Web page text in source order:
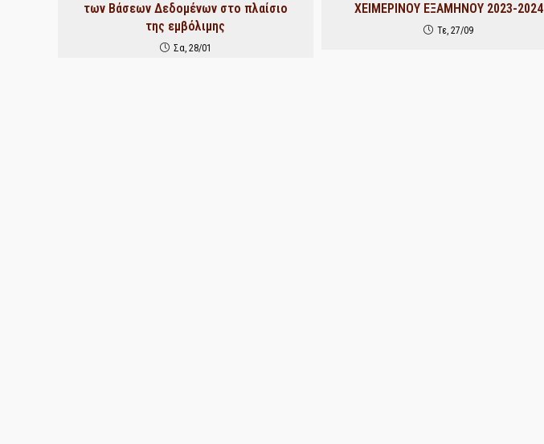
των Βάσεων Δεδομένων στο πλαίσιο
της εμβόλιμης
Σα, 28/01
ΧΕΙΜΕΡΙΝΟΥ ΕΞΑΜΗΝΟΥ 2023-2024
Τε, 27/09